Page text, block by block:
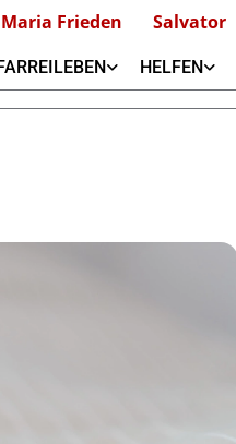
Maria Frieden Salvator
HELFEN